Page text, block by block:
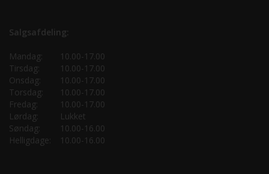
Salgsafdeling:
Mandag:
10.00-17.00
Tirsdag:
10.00-17.00
Onsdag:
10.00-17.00
Torsdag:
10.00-17.00
Fredag:
10.00-17.00
Lørdag:
Lukket
Søndag:
10.00-16.00
Helligdage:
10.00-16.00